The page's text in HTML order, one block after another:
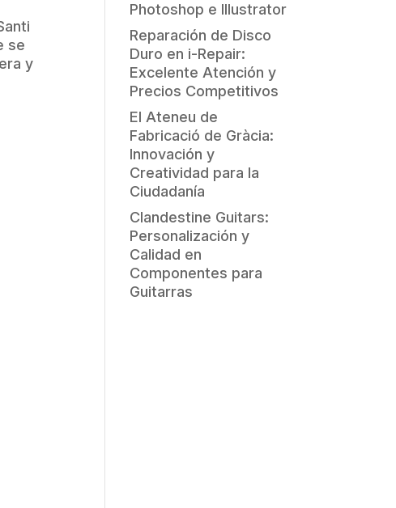
se
y
Photoshop e Illustrator
Reparación de Disco
Duro en i-Repair:
Excelente Atención y
Precios Competitivos
El Ateneu de
Fabricació de Gràcia:
Innovación y
Creatividad para la
Ciudadanía
Clandestine Guitars:
Personalización y
Calidad en
Componentes para
Guitarras